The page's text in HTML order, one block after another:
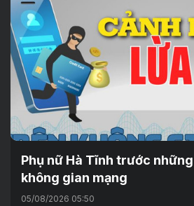
Phụ nữ Hà Tĩnh trước
không gian mạng
05/08/2026 05:50